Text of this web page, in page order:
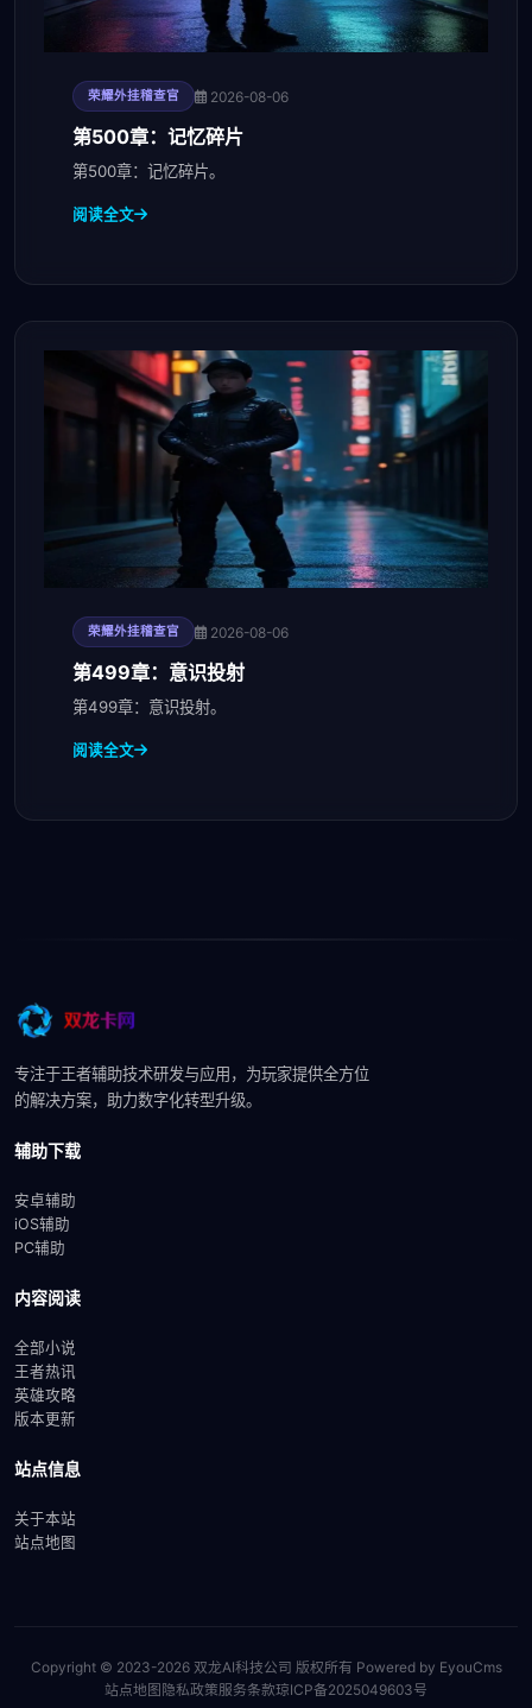
荣耀外挂稽查官 2026-08-06
第500章：记忆碎片
第500章：记忆碎片。
阅读全文
荣耀外挂稽查官 2026-08-06
第499章：意识投射
第499章：意识投射。
阅读全文
专注于王者辅助技术研发与应用，为玩家提供全方位
的解决方案，助力数字化转型升级。
辅助下载
安卓辅助
iOS辅助
PC辅助
内容阅读
全部小说
王者热讯
英雄攻略
版本更新
站点信息
关于本站
站点地图
Copyright © 2023-2026 双龙AI科技公司 版权所有 Powered by EyouCms
站点地图 隐私政策服务条款琼ICP备2025049603号